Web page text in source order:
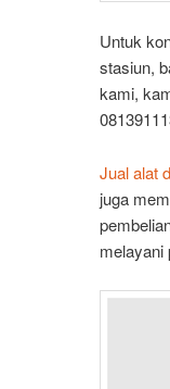
Untuk
stasiun,
kami,
Jual alat
juga
melayani